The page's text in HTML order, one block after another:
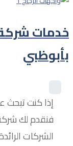
خدمات
بأبوظبي
إذا كنت تبحث
فنقدم لك
الشركات